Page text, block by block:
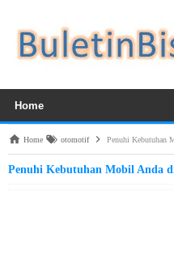
Home otomotif Penuhi Kebutuhan
Penuhi Kebutuhan Mobil Anda